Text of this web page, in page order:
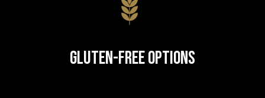
Gluten-Free Options